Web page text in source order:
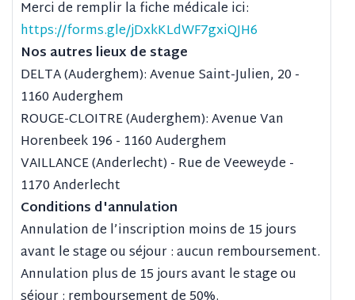
Merci de remplir la fiche médicale ici:
https://forms.gle/jDxkKLdWF7gxiQJH6
Nos autres lieux de stage
DELTA (Auderghem): Avenue Saint-Julien, 20 -
1160 Auderghem
ROUGE-CLOITRE (Auderghem): Avenue Van
Horenbeek 196 - 1160 Auderghem
VAILLANCE (Anderlecht) - Rue de Veeweyde -
1170 Anderlecht
Conditions d'annulation
Annulation de l’inscription moins de 15 jours
avant le stage ou séjour : aucun remboursement.
Annulation plus de 15 jours avant le stage ou